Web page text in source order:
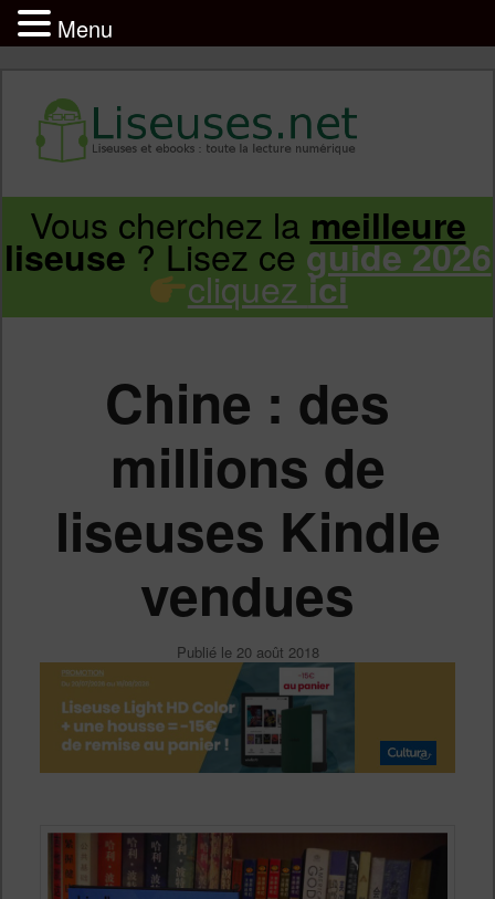
Infos sur les liseuses Kindle, Kobo,
Vivlio, Pocketbook
Aller
Aller
secondaire
Vous cherchez la meilleure
liseuse? Lisez ceguide 2026
cliquez ici
Chine : des
millions de
liseuses Kindle
vendues
Publié le 20 août 2018
Menu